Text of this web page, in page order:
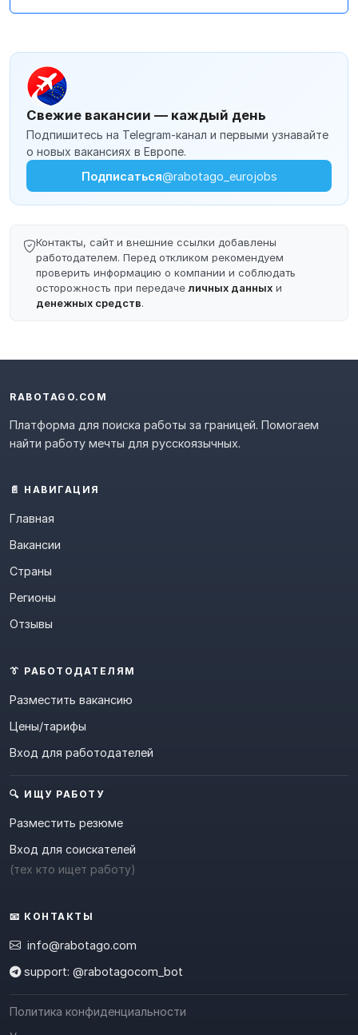
Свежие вакансии — каждый день
Подпишитесь на Telegram-канал и первыми узнавайте
о новых вакансиях в Европе.
Подписаться@rabotago_eurojobs
Контакты, сайт и внешние ссылки добавлены
работодателем. Перед откликом рекомендуем
проверить информацию о компании и соблюдать
осторожность при передачеличных данных и
денежных средств.
RABOTAGO.COM
Платформа для поиска работы за границей. Помогаем
найти работу мечты для русскоязычных.
📄 НАВИГАЦИЯ
Главная
Вакансии
Страны
Регионы
Отзывы
👔 РАБОТОДАТЕЛЯМ
Разместить вакансию
Цены/тарифы
Вход для работодателей
🔍 ИЩУ РАБОТУ
Разместить резюме
Вход для соискателей
(тех кто ищет работу)
📧 КОНТАКТЫ
info@rabotago.com
support: @rabotagocom_bot
Политика конфиденциальности